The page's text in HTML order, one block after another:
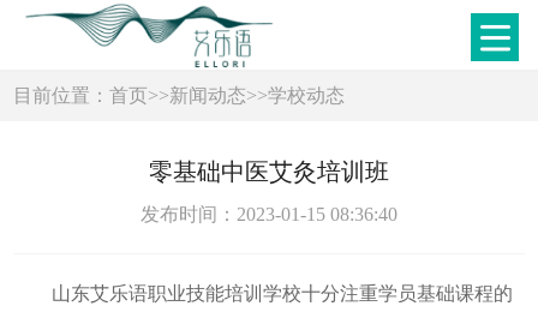
目前位置：首页>>新闻动态>>学校动态
零基础中医艾灸培训班
发布时间：2023-01-15 08:36:40
山东艾乐语职业技能培训学校十分注重学员基础课程的